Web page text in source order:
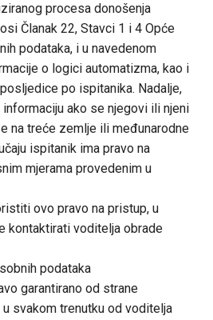
procesa donošenja
Članak 22, Stavci 1 i 4 Opće
podataka, i u navedenom
o logici automatizma, kao i
po ispitanika. Nadalje,
ako se njegovi ili njeni
na treće zemlje ili međunarodne
ispitanik ima pravo na
mjerama provedenim u
ovo pravo na pristup, u
kontaktirati voditelja obrade
podataka
garantirano od strane
u svakom trenutku od voditelja